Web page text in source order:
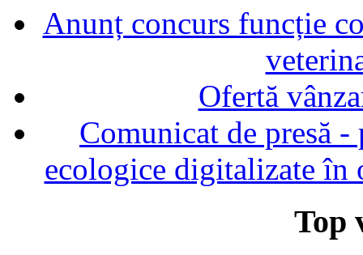
Anunț concurs funcție
Ofertă
Comunicat de presă
ecologice digitalizate în
Top